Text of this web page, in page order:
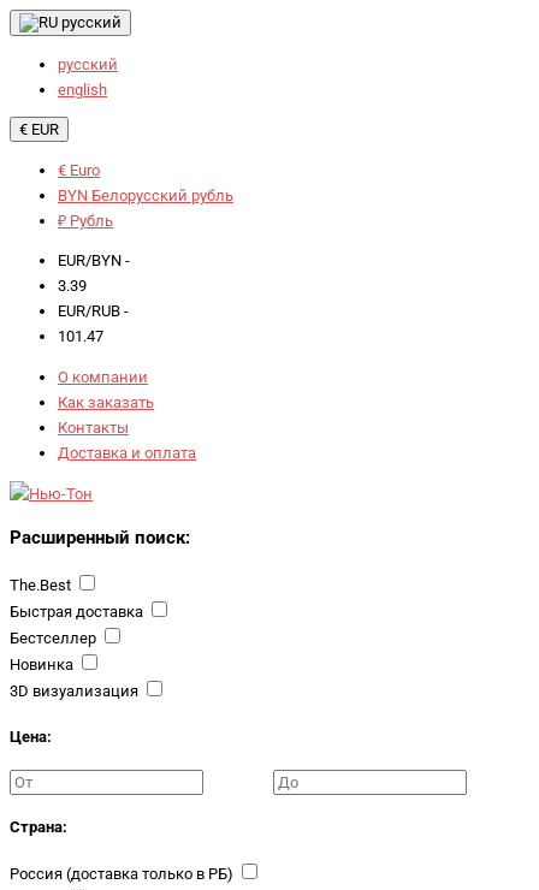
русский
русский
english
€ EUR
€ Euro
BYN Белорусский рубль
₽ Рубль
EUR/BYN -
3.39
EUR/RUB -
101.47
О компании
Как заказать
Контакты
Доставка и оплата
Расширенный поиск:
The.Best
Быстрая доставка
Бестселлер
Новинка
3D визуализация
Цена:
Страна:
Россия (доставка только в РБ)